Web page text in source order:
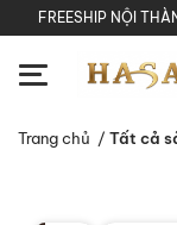
FREESHIP NỘI
Trang chủ / Tất cả